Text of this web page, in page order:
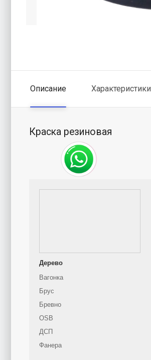
Описание Характеристики
Краска резиновая
Дерево
Вагонка
Брус
Бревно
OSB
ДСП
Фанера